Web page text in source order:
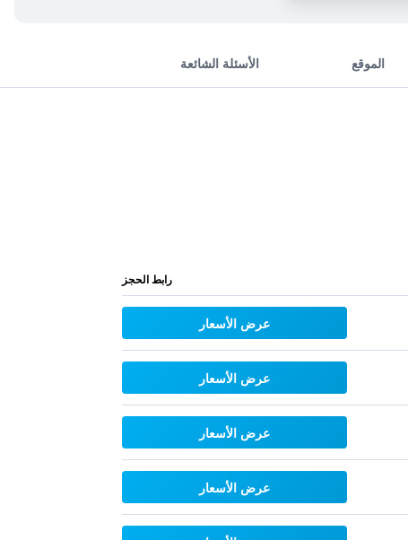
الموقع الأسئلة الشائعة
رابط الحجز
عرض الأسعار
عرض الأسعار
عرض الأسعار
عرض الأسعار